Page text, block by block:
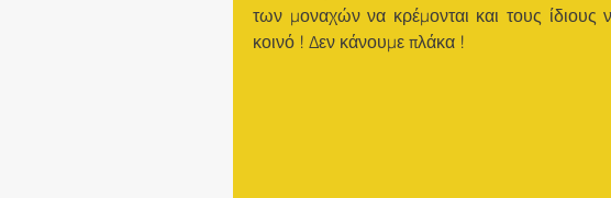
των μοναχών να κρέμονται και τους ίδιους
κοινό ! Δεν κάνουμε πλάκα !